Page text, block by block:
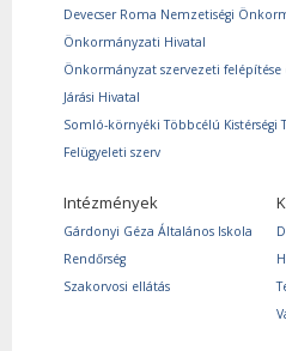
Devecser Roma Nemzetiségi
Önkormányzati Hivatal
Önkormányzat szervezeti felépítése
Járási Hivatal
Somló-környéki Többcélú Kistérségi
Felügyeleti szerv
Intézmények
Gárdonyi Géza Általános Iskola
Rendőrség
Szakorvosi ellátás